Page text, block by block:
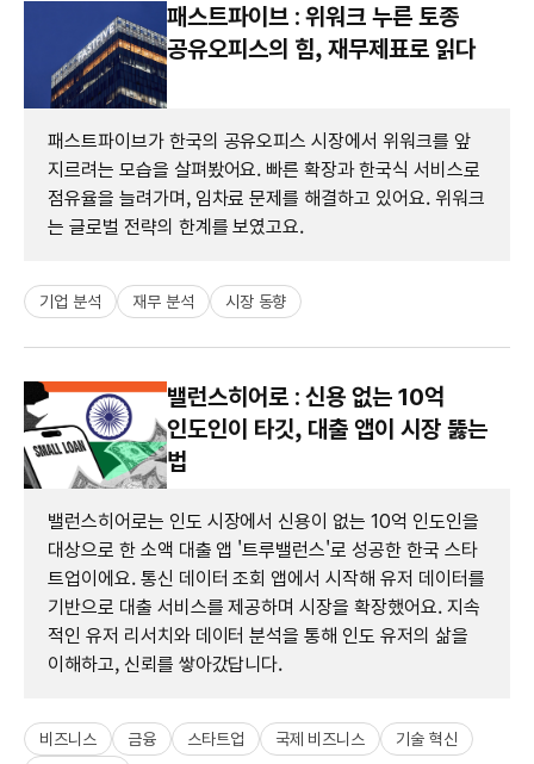
패스트파이브 : 위워크 누른 토종
공유오피스의 힘, 재무제표로 읽다
패스트파이브가 한국의 공유오피스 시장에서 위워크를 앞
지르려는 모습을 살펴봤어요. 빠른 확장과 한국식 서비스로
점유율을 늘려가며, 임차료 문제를 해결하고 있어요. 위워크
는 글로벌 전략의 한계를 보였고요.
기업 분석 재무 분석 시장 동향
밸런스히어로 : 신용 없는 10억
인도인이 타깃, 대출 앱이 시장 뚫는
법
밸런스히어로는 인도 시장에서 신용이 없는 10억 인도인을
대상으로 한 소액 대출 앱 '트루밸런스'로 성공한 한국 스타
트업이에요. 통신 데이터 조회 앱에서 시작해 유저 데이터를
기반으로 대출 서비스를 제공하며 시장을 확장했어요. 지속
적인 유저 리서치와 데이터 분석을 통해 인도 유저의 삶을
이해하고, 신뢰를 쌓아갔답니다.
비즈니스 금융 스타트업 국제 비즈니스
기술 혁신